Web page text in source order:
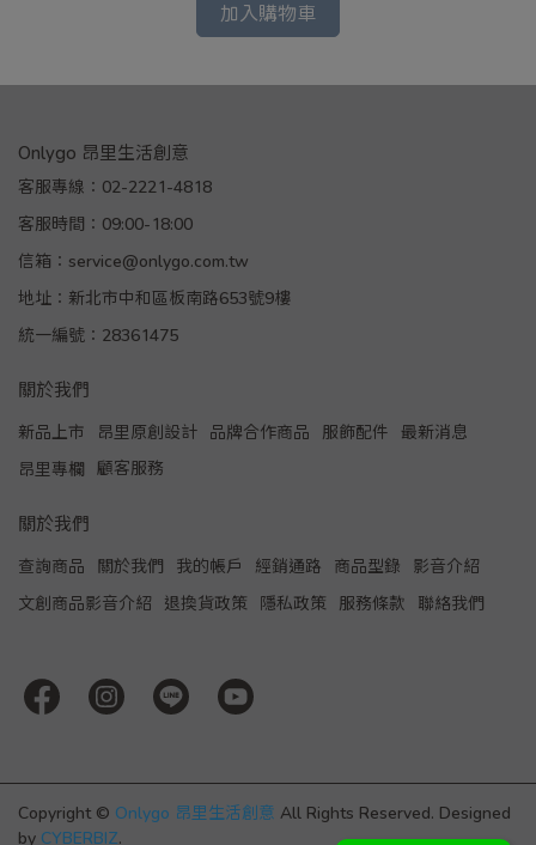
加入購物車
Onlygo 昂里生活創意
客服專線：02-2221-4818
客服時間：09:00-18:00
信箱：service@onlygo.com.tw
地址：新北市中和區板南路653號9樓
統一編號：28361475
關於我們
新品上市 昂里原創設計 品牌合作商品 服飾配件
最新消息
昂里專欄
顧客服務
關於我們
查詢商品 關於我們 我的帳戶 經銷通路 商品型錄
影音介紹
文創商品影音介紹
退換貨政策 隱私政策 服務條款 聯絡我們
Copyright © Onlygo 昂里生活創意 All Rights Reserved. Designed
by CYBERBIZ.